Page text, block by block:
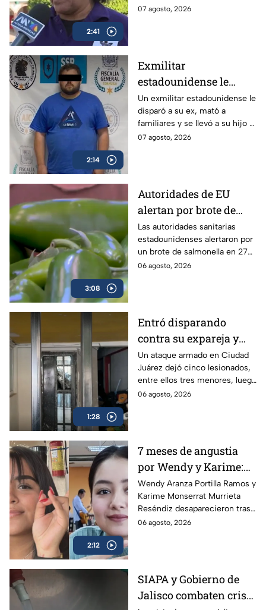
2:41
mientras realizaba una
07 agosto, 2026
2:14
Exmilitar
estadounidense le
disparó a su ex en
Saltillo, mató a
familiares y se llevó a
su hijo
Un exmilitar estadounidense le
disparó a su ex, mató a
familiares y se llevó a su hijo a
la frontera.
07 agosto, 2026
3:08
Autoridades de EU
alertan por brote de
Salmonella en cultivos
de jalapeño en México
Las autoridades sanitarias
estadounidenses alertaron por
un brote de salmonella en 27
estados vinculados a el chile
06 agosto, 2026
1:28
Entró disparando
contra su expareja y
sus hijos: Ataque
armado conmociona a
Ciudad Juárez
Un ataque armado en Ciudad
Juárez dejó cinco lesionados,
entre ellos tres menores, luego
de que un exesposo
06 agosto, 2026
2:12
7 meses de angustia
por Wendy y Karime:
desaparecieron tras
acudir a funeral de
reportero en Veracruz
Wendy Aranza Portilla Ramos y
Karime Monserrat Murrieta
Reséndiz desaparecieron tras
asistir al funeral del reportero
06 agosto, 2026
SIAPA y Gobierno de
Jalisco combaten crisis